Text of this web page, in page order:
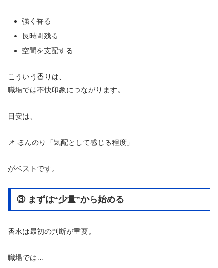
強く香る
長時間残る
空間を支配する
こういう香りは、
職場では不快印象につながります。
目安は、
📌 ほんのり「気配として感じる程度」
がベストです。
③ まずは“少量”から始める
香水は最初の判断が重要。
職場では…